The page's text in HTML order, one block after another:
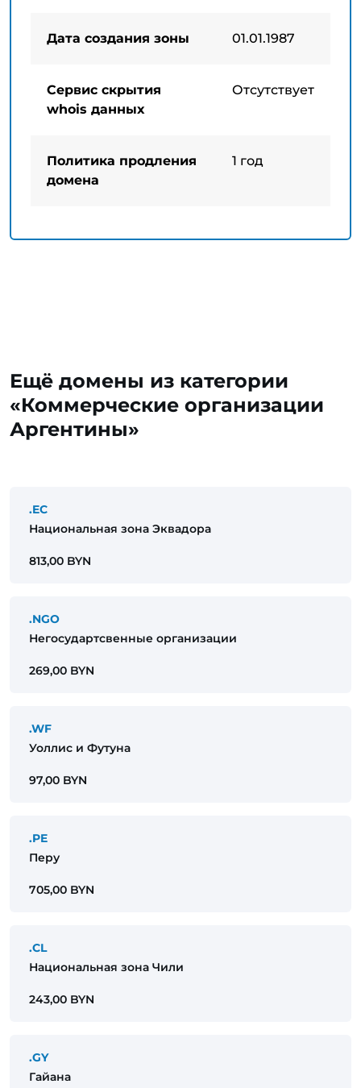
Дата создания зоны 01.01.1987
Сервис скрытия
whois данных
Отсутствует
Политика продления
домена
1 год
Ещё домены из категории
«Коммерческие организации
Аргентины»
.EC
Национальная зона Эквадора
813,00 BYN
.NGO
Негосудартсвенные организации
269,00 BYN
.WF
Уоллис и Футуна
97,00 BYN
.PE
Перу
705,00 BYN
.CL
Национальная зона Чили
243,00 BYN
.GY
Гайана